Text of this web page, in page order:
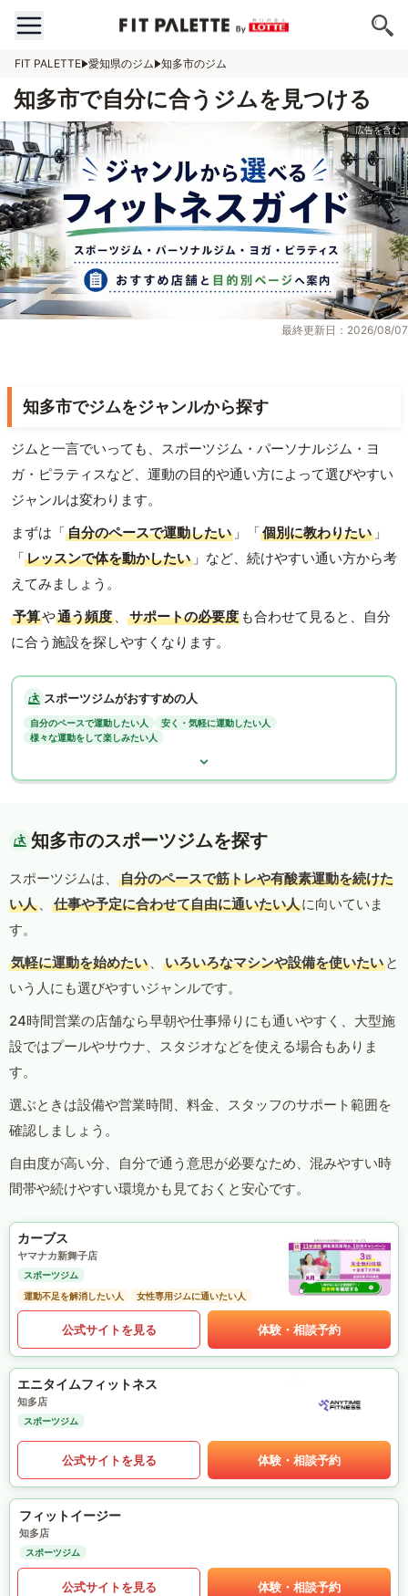
FIT PALETTE 愛知県のジム 知多市のジム
知多市で自分に合うジムを見つける
最終更新日：2026/08/07
知多市でジムをジャンルから探す
ジムと一言でいっても、スポーツジム・パーソナルジム・ヨ
ガ・ピラティスなど、運動の目的や通い方によって選びやすい
ジャンルは変わります。
まずは「自分のペースで運動したい 」「個別に教わりたい 」
「レッスンで体を動かしたい 」など、続けやすい通い方から考
えてみましょう。
予算や通う頻度 、 サポートの必要度 も合わせて見ると、自分
に合う施設を探しやすくなります。
スポーツジムがおすすめの人
自分のペースで運動したい人
安く・気軽に運動したい人
様々な運動をして楽しみたい人
知多市のスポーツジムを探す
スポーツジムは、
自分のペースで筋トレや有酸素運動を続けた
い人 、 仕事や予定に合わせて自由に通いたい人に向いていま
す。
気軽に運動を始めたい 、 いろいろなマシンや設備を使いたい と
いう人にも選びやすいジャンルです。
24時間営業の店舗なら早朝や仕事帰りにも通いやすく、大型施
設ではプールやサウナ、スタジオなどを使える場合もありま
す。
選ぶときは設備や営業時間、料金、スタッフのサポート範囲を
確認しましょう。
自由度が高い分、自分で通う意思が必要なため、混みやすい時
間帯や続けやすい環境かも見ておくと安心です。
カーブス
ヤマナカ新舞子店
スポーツジム
運動不足を解消したい人
女性専用ジムに通いたい人
公式サイトを見る 体験・相談予約
エニタイムフィットネス
知多店
スポーツジム
公式サイトを見る 体験・相談予約
フィットイージー
知多店
スポーツジム
公式サイトを見る 体験・相談予約